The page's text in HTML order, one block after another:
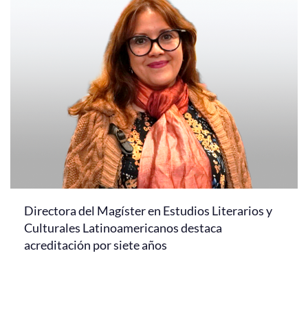
Directora del Magíster en Estudios Literarios y
Culturales Latinoamericanos destaca
acreditación por siete años